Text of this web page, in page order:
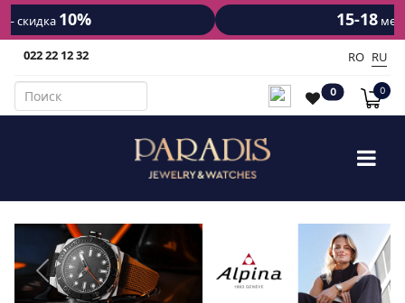
мес. - скидка
022 22 12 32 RO RU
0 0
Previous Next